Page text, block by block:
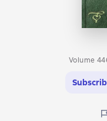
Volume